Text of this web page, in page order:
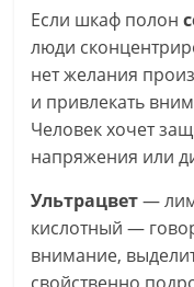
Если шкаф полон
люди
нет желания
и привлекать
Человек хочет
напряжения или
Ультрацвет—
кислотный —
внимание,